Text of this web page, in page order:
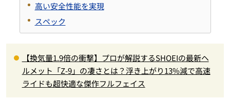
高い安全性能を実現
スペック
【換気量1.9倍の衝撃】プロが解説するSHOEIの最新ヘ
ルメット「Z-9」の凄さとは？浮き上がり13%減で高速
ライドも超快適な傑作フルフェイス